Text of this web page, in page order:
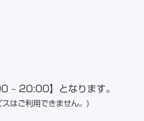
– 20:00】となります。
はご利用できません。)